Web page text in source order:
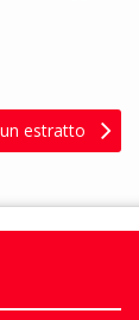
estratto